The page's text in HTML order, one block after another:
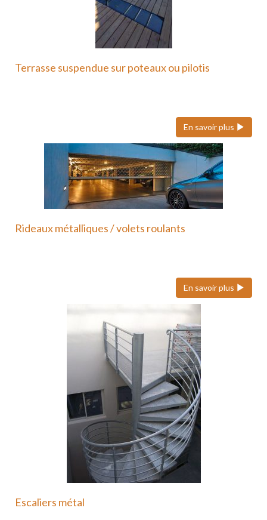
Terrasse suspendue sur poteaux ou pilotis
En savoir plus
Rideaux métalliques / volets roulants
En savoir plus
Escaliers métal